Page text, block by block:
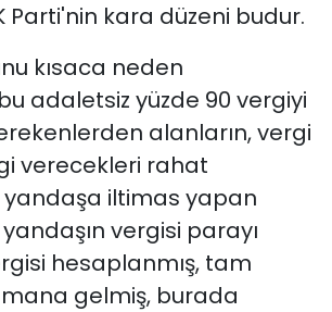
Parti'nin kara düzeni budur.
kısaca neden
adaletsiz yüzde 90 vergiyi
alanların, vergi
verecekleri rahat
yandaşa iltimas yapan
vergisi parayı
hesaplanmış, tam
gelmiş, burada